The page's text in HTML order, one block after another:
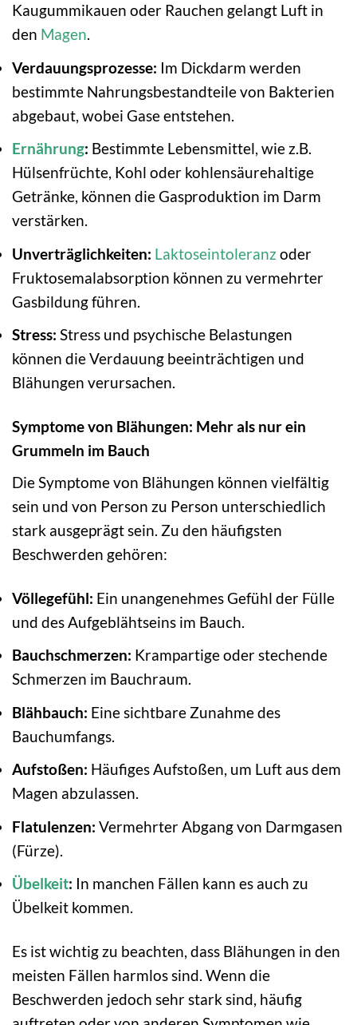
Kaugummikauen oder Rauchen gelangt Luft in
den Magen.
Verdauungsprozesse: Im Dickdarm werden
bestimmte Nahrungsbestandteile von Bakterien
abgebaut, wobei Gase entstehen.
Ernährung: Bestimmte Lebensmittel, wie z.B.
Hülsenfrüchte, Kohl oder kohlensäurehaltige
Getränke, können die Gasproduktion im Darm
verstärken.
Unverträglichkeiten: Laktoseintoleranz oder
Fruktosemalabsorption können zu vermehrter
Gasbildung führen.
Stress: Stress und psychische Belastungen
können die Verdauung beeinträchtigen und
Blähungen verursachen.
Symptome von Blähungen: Mehr als nur ein
Grummeln im Bauch
Die Symptome von Blähungen können vielfältig
sein und von Person zu Person unterschiedlich
stark ausgeprägt sein. Zu den häufigsten
Beschwerden gehören:
Völlegefühl: Ein unangenehmes Gefühl der Fülle
und des Aufgeblähtseins im Bauch.
Bauchschmerzen: Krampartige oder stechende
Schmerzen im Bauchraum.
Blähbauch: Eine sichtbare Zunahme des
Bauchumfangs.
Aufstoßen: Häufiges Aufstoßen, um Luft aus dem
Magen abzulassen.
Flatulenzen: Vermehrter Abgang von Darmgasen
(Fürze).
Übelkeit: In manchen Fällen kann es auch zu
Übelkeit kommen.
Es ist wichtig zu beachten, dass Blähungen in den
meisten Fällen harmlos sind. Wenn die
Beschwerden jedoch sehr stark sind, häufig